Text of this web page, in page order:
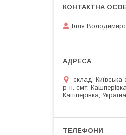
Ілля
склад: Київська
р-н, смт.
Кашперівка, Україна